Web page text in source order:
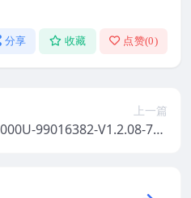
分享 收藏 点赞(0)
上一篇
99016382-V1.2.08-720